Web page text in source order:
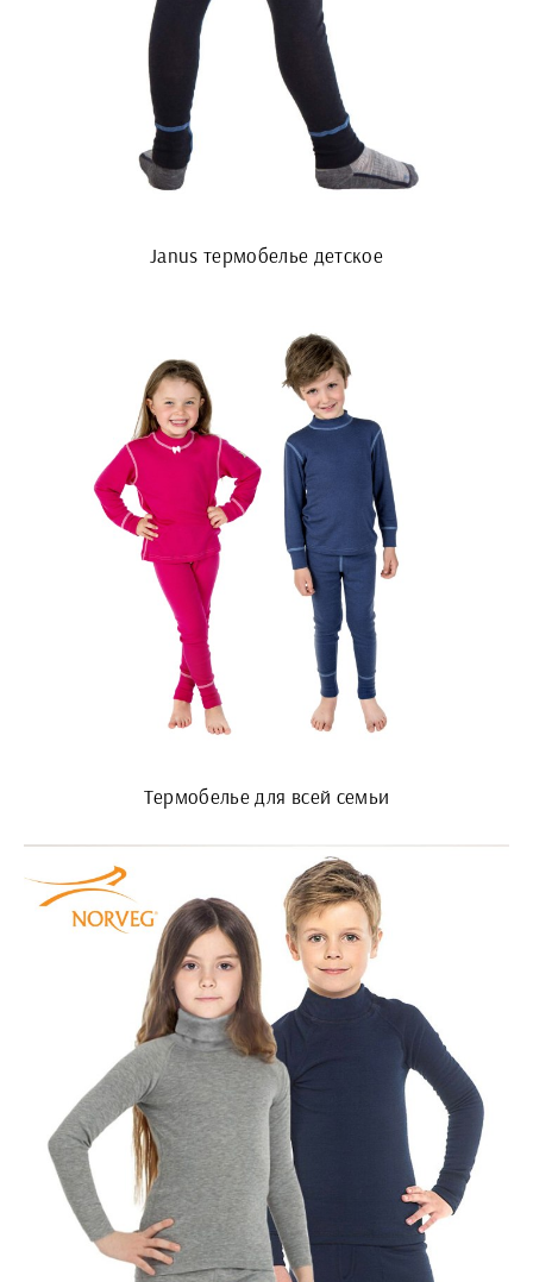
Janus термобелье детское
Термобелье для всей семьи